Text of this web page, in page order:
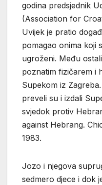
godina predsjednik
(Association for
Uvijek je pratio
pomagao onima koji
ugroženi. Među
poznatim fizičarem i
Supekom iz
preveli su i izdali
svjedok protiv
against Hebrang.
1983.
Jozo i njegova
sedmero djece i dok